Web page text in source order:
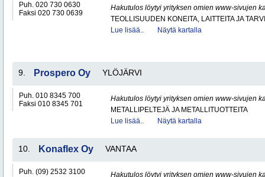
Puh. 020 730 0630
Faksi 020 730 0639
Hakutulos löytyi yrityksen omien www-sivujen
TEOLLISUUDEN KONEITA, LAITTEITA JA
Lue lisää..
Näytä kartalla
9. Prospero Oy YLÖJÄRVI
Puh. 010 8345 700
Faksi 010 8345 701
Hakutulos löytyi yrityksen omien www-sivujen
METALLIPELTEJÄ JA METALLITUOTTEITA
Lue lisää..
Näytä kartalla
10. Konaflex Oy VANTAA
Puh. (09) 2532 3100
Hakutulos löytyi yrityksen omien www-sivujen